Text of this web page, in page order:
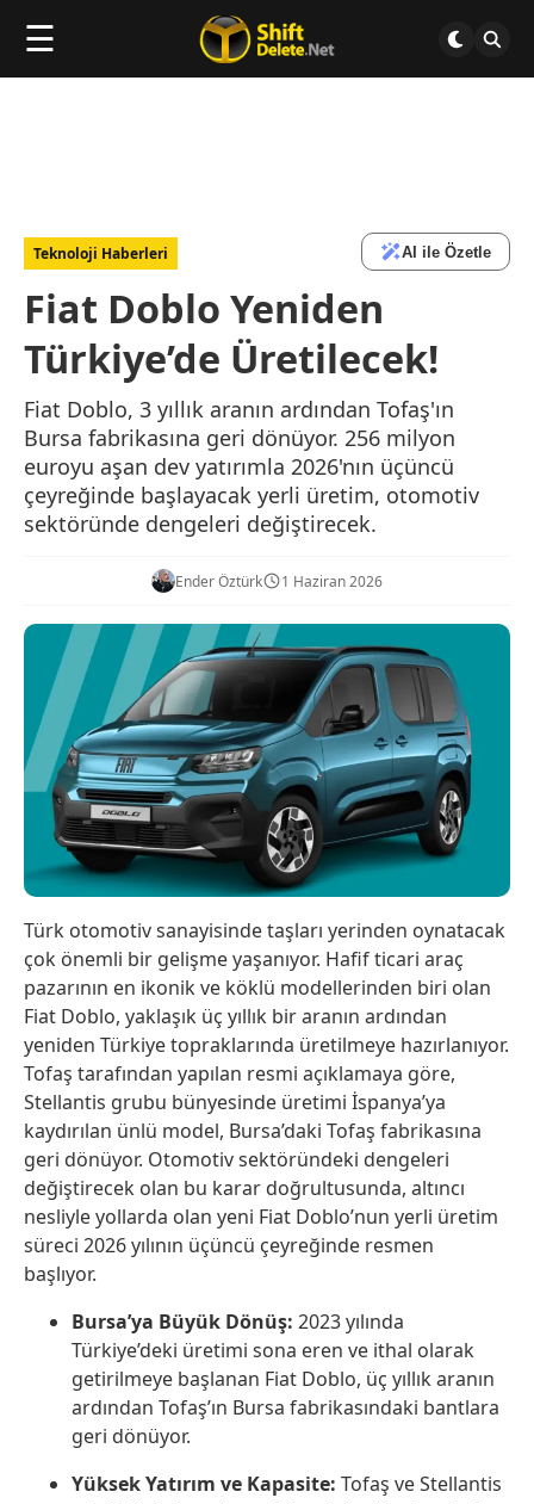
☰
Teknoloji Haberleri AI ile Özetle
Fiat Doblo Yeniden
Türkiye’de Üretilecek!
Fiat Doblo, 3 yıllık aranın ardından Tofaş'ın
Bursa fabrikasına geri dönüyor. 256 milyon
euroyu aşan dev yatırımla 2026'nın üçüncü
çeyreğinde başlayacak yerli üretim, otomotiv
sektöründe dengeleri değiştirecek.
Ender Öztürk 1 Haziran 2026
Türk otomotiv sanayisinde taşları yerinden oynatacak
çok önemli bir gelişme yaşanıyor. Hafif ticari araç
pazarının en ikonik ve köklü modellerinden biri olan
Fiat Doblo, yaklaşık üç yıllık bir aranın ardından
yeniden Türkiye topraklarında üretilmeye hazırlanıyor.
Tofaş tarafından yapılan resmi açıklamaya göre,
Stellantis grubu bünyesinde üretimi İspanya’ya
kaydırılan ünlü model, Bursa’daki Tofaş fabrikasına
geri dönüyor. Otomotiv sektöründeki dengeleri
değiştirecek olan bu karar doğrultusunda, altıncı
nesliyle yollarda olan yeni Fiat Doblo’nun yerli üretim
süreci 2026 yılının üçüncü çeyreğinde resmen
başlıyor.
Bursa’ya Büyük Dönüş: 2023 yılında
Türkiye’deki üretimi sona eren ve ithal olarak
getirilmeye başlanan Fiat Doblo, üç yıllık aranın
ardından Tofaş’ın Bursa fabrikasındaki bantlara
geri dönüyor.
Yüksek Yatırım ve Kapasite: Tofaş ve Stellantis